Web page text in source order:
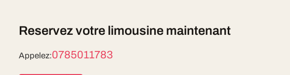
Reservez votre limousine maintenant
Appelez:0785011783